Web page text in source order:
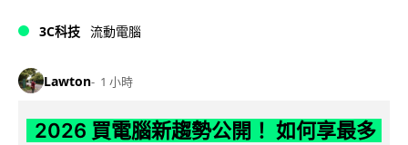
3C科技 流動電腦
Lawton 1 小時
2026 買電腦新趨勢公開！ 如何享最多